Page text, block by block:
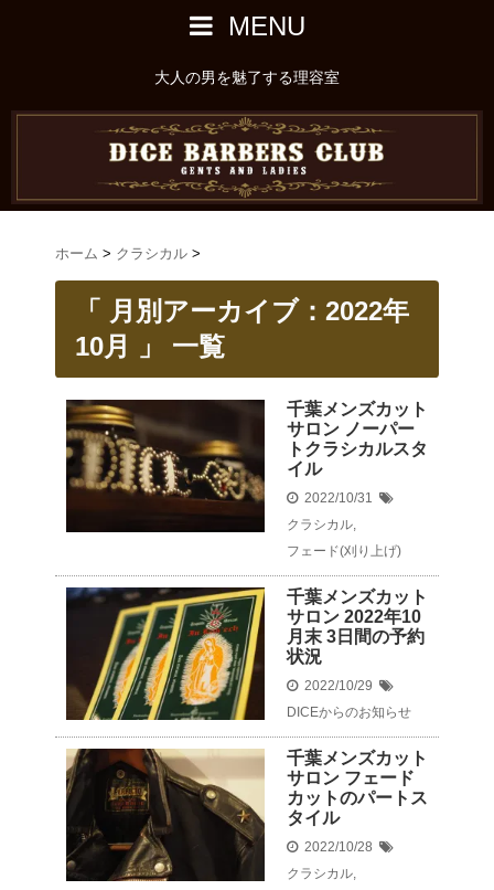
MENU
大人の男を魅了する理容室
ホーム > クラシカル >
「 月別アーカイブ：2022年
10月 」 一覧
千葉メンズカット
サロン ノーパー
トクラシカルスタ
イル
2022/10/31
クラシカル,
フェード(刈り上げ)
千葉メンズカット
サロン 2022年10
月末 3日間の予約
状況
2022/10/29
DICEからのお知らせ
千葉メンズカット
サロン フェード
カットのパートス
タイル
2022/10/28
クラシカル,